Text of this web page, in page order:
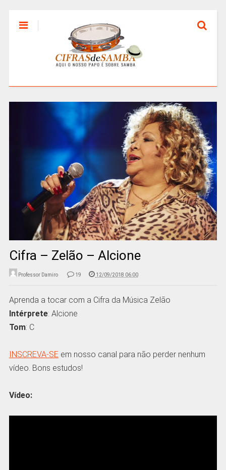
Cifra – Zelão – Alcione
Professor Damiro 19 12/09/2018 06:00
Aprenda a tocar com a Cifra da Música Zelão
Intérprete: Alcione
Tom: C
INSCREVA-SE em nosso canal para não perder nenhum
vídeo. Bons estudos!
Vídeo: